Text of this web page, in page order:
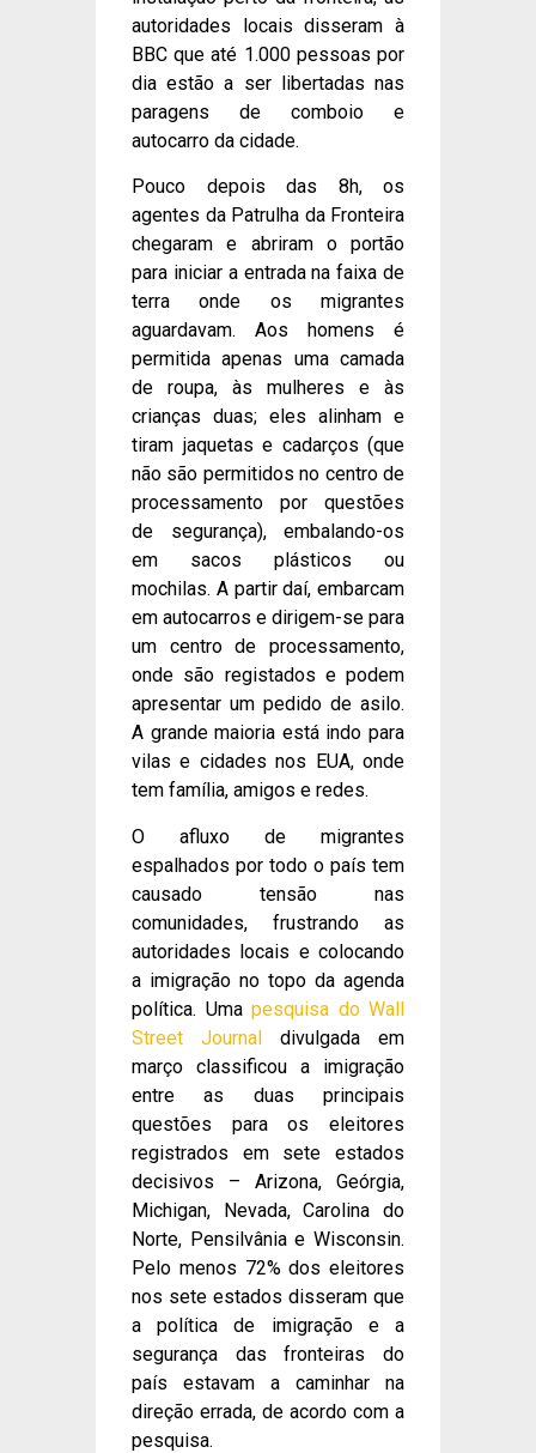
autoridades locais disseram à
BBC que até 1.000 pessoas por
dia estão a ser libertadas nas
paragens de comboio e
autocarro da cidade.
Pouco depois das 8h, os
agentes da Patrulha da Fronteira
chegaram e abriram o portão
para iniciar a entrada na faixa de
terra onde os migrantes
aguardavam. Aos homens é
permitida apenas uma camada
de roupa, às mulheres e às
crianças duas; eles alinham e
tiram jaquetas e cadarços (que
não são permitidos no centro de
processamento por questões
de segurança), embalando-os
em sacos plásticos ou
mochilas. A partir daí, embarcam
em autocarros e dirigem-se para
um centro de processamento,
onde são registados e podem
apresentar um pedido de asilo.
A grande maioria está indo para
vilas e cidades nos EUA, onde
tem família, amigos e redes.
O afluxo de migrantes
espalhados por todo o país tem
causado tensão nas
comunidades, frustrando as
autoridades locais e colocando
a imigração no topo da agenda
política. Uma pesquisa do Wall
Street Journal divulgada em
março classificou a imigração
entre as duas principais
questões para os eleitores
registrados em sete estados
decisivos – Arizona, Geórgia,
Michigan, Nevada, Carolina do
Norte, Pensilvânia e Wisconsin.
Pelo menos 72% dos eleitores
nos sete estados disseram que
a política de imigração e a
segurança das fronteiras do
país estavam a caminhar na
direção errada, de acordo com a
pesquisa.